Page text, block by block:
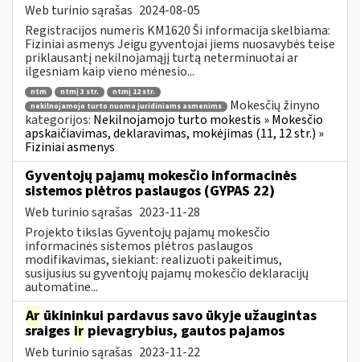
Web turinio sąrašas 2024-08-05
Registracijos numeris KM1620 Ši informacija skelbiama:
Fiziniai asmenys Jeigu gyventojai jiems nuosavybės teise
priklausantį nekilnojamąjį turtą neterminuotai ar
ilgesniam kaip vieno mėnesio...
ntm ntmį 3 str.
ntmį 12 str.
nekilnojamojo turto nuoma juridiniams asmenims
Mokesčių žinyno
kategorijos: Nekilnojamojo turto mokestis » Mokesčio
apskaičiavimas, deklaravimas, mokėjimas (11, 12 str.) »
Fiziniai asmenys
Gyventojų pajamų mokesčio informacinės
sistemos plėtros paslaugos (GYPAS 22)
Web turinio sąrašas 2023-11-28
Projekto tikslas Gyventojų pajamų mokesčio
informacinės sistemos plėtros paslaugos
modifikavimas, siekiant: realizuoti pakeitimus,
susijusius su gyventojų pajamų mokesčio deklaracijų
automatine...
Ar ūkininkui pardavus savo ūkyje užaugintas
sraiges ir pievagrybius, gautos pajamos
Web turinio sąrašas 2023-11-22